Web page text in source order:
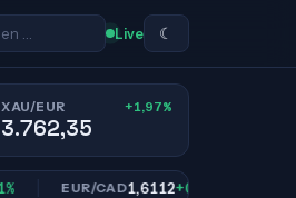
Live ☾
XAU/EUR +1,97%
3.762,35
EUR/CAD1,6112+0,82%